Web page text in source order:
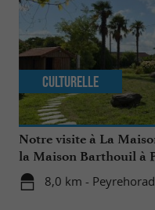
Notre visite à La
la Maison Barthouil à
8,0 km -
Culturelle